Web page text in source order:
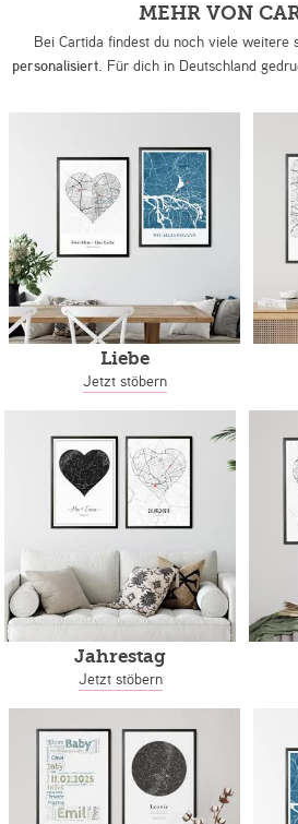
MEHR VON
Bei Cartida findest du noch viele weitere
personalisiert. Für dich in Deutschland
Liebe
Jetzt stöbern
Jahrestag
Jetzt stöbern